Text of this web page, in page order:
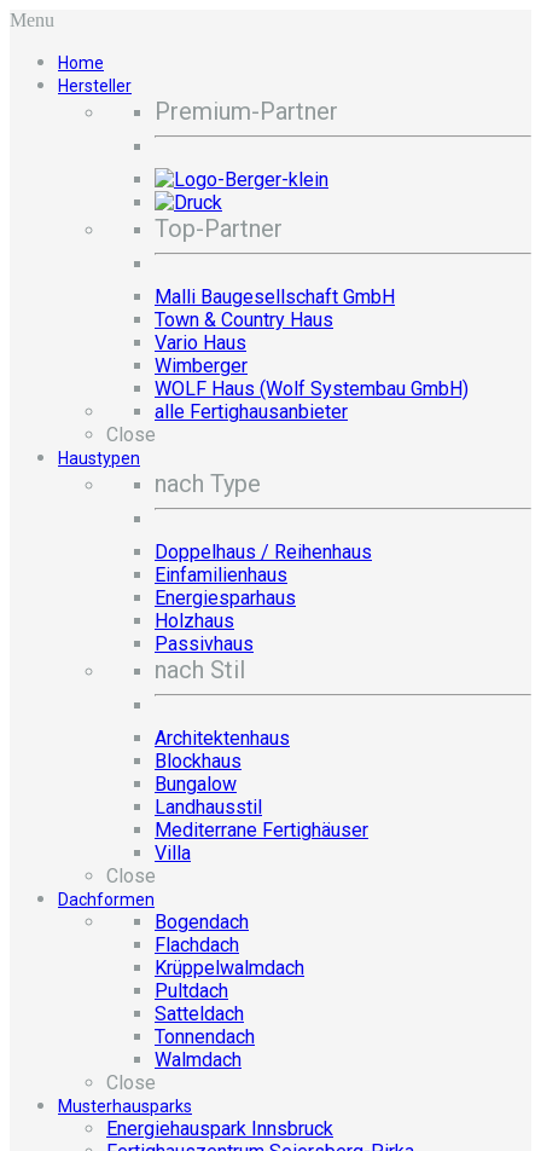
Menu
Home
Hersteller
Premium-Partner
Top-Partner
Malli Baugesellschaft GmbH
Town & Country Haus
Vario Haus
Wimberger
WOLF Haus (Wolf Systembau GmbH)
alle Fertighausanbieter
Close
Haustypen
nach Type
Doppelhaus / Reihenhaus
Einfamilienhaus
Energiesparhaus
Holzhaus
Passivhaus
nach Stil
Architektenhaus
Blockhaus
Bungalow
Landhausstil
Mediterrane Fertighäuser
Villa
Close
Dachformen
Bogendach
Flachdach
Krüppelwalmdach
Pultdach
Satteldach
Tonnendach
Walmdach
Close
Musterhausparks
Energiehauspark Innsbruck